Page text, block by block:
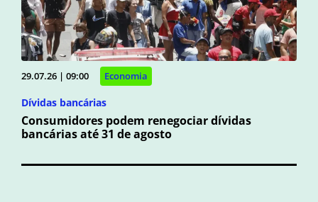
29.07.26 | 09:00 Economia
Dívidas bancárias
Consumidores podem renegociar dívidas
bancárias até 31 de agosto